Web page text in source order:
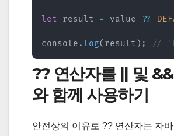
let result = value ??
console .log( result ) ; //
?? 연산자를 || 및
와 함께 사용하기
안전상의 이유로 ?? 연산자는 자